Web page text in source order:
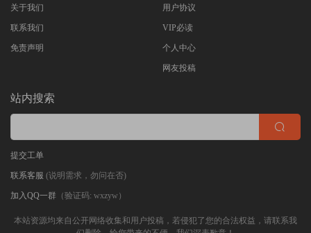
关于我们
联系我们
免责声明
用户协议
VIP必读
个人中心
网友投稿
站内搜索
提交工单
联系客服 (说明需求，勿问在否)
加入QQ一群 （验证码: wxzyw）
本站资源均来自公开网络收集和用户投稿，若侵犯了您的合法权益，请联系我